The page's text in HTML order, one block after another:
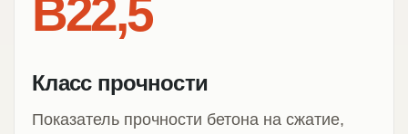
В22,5
Класс прочности
Показатель прочности бетона на сжатие,